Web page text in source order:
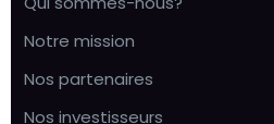
Notre mission
Nos partenaires
Nos investisseurs